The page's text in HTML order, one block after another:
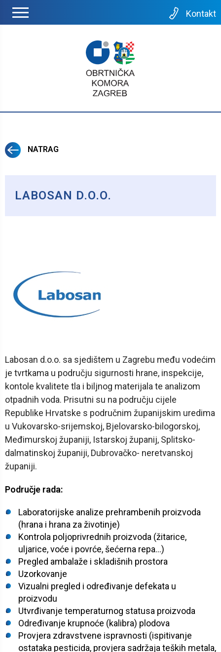
Kontakt
NATRAG
LABOSAN D.O.O.
Labosan d.o.o. sa sjedištem u Zagrebu među vodećim
je tvrtkama u području sigurnosti hrane, inspekcije,
kontole kvalitete tla i biljnog materijala te analizom
otpadnih voda. Prisutni su na području cijele
Republike Hrvatske s područnim županijskim uredima
u Vukovarsko-srijemskoj, Bjelovarsko-bilogorskoj,
Međimurskoj županiji, Istarskoj županij, Splitsko-
dalmatinskoj županiji, Dubrovačko- neretvanskoj
županiji.
Područje rada:
Laboratorijske analize prehrambenih proizvoda
(hrana i hrana za životinje)
Kontrola poljoprivrednih proizvoda (žitarice,
uljarice, voće i povrće, šećerna repa...)
Pregled ambalaže i skladišnih prostora
Uzorkovanje
Vizualni pregled i određivanje defekata u
proizvodu
Utvrđivanje temperaturnog statusa proizvoda
Određivanje krupnoće (kalibra) plodova
Provjera zdravstvene ispravnosti (ispitivanje
ostataka pesticida, provjera sadržaja teških metala,